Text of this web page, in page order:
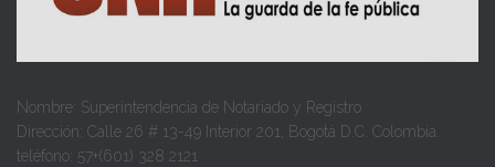
Nombre: Superintendencia de Notariado y Registro
Dirección: Calle 26 # 13-49 Interior 201, Bogotá D.C. Colombia.
teléfono: 57+(601) 328 2121